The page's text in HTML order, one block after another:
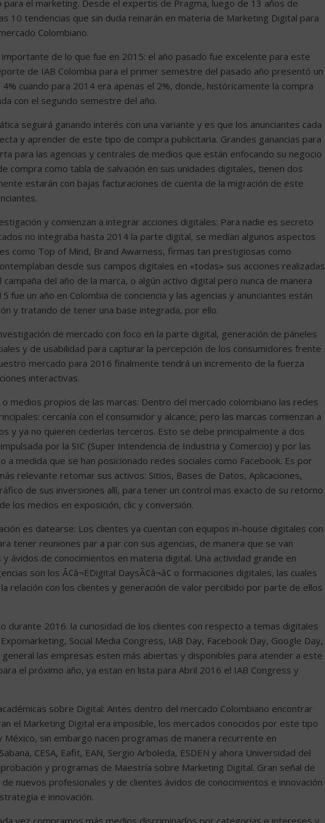
el marketing. Desde el expertis de Pragma, luego de 13 años de
10 tendencias que sin duda reinarán en materia de Marketing Digital para
Colombiano.
de lo que fue en 2015: el año pasado fue excelente para este
de IAB Colombia para el primer semestre del pasado año presentó un
cuando para 2014 era apenas el 2%, donde, históricamente la compra
con el segundo semestre del año.
seguirá ganando interés con una variante y es que los anunciantes cada
y aprender de este tipo de compra publicitaria. Grandes ganancias para
para las agencias y centrales de medios que están enfocando su negocio
compra como tabla de salvación en sus unidades digitales, tienen dos
estarán con bajas facturaciones de cuenta de la migración de este
y comienzan a integrar acciones digitales: Para nadie es secreto
no integraba hasta 2014 la parte digital, se medían algunos aspectos
como Top of Mind, Brand Awarness, firmas tan prestigiosas como
desde sus campos digitales en «todas» sus acciones realizadas
campaña del año de la marca, o algún activo digital pero nunca de manera
fue un año en Colombia de conciencia y las agencias y anunciantes están
y tratando de tener una base integrada, por ello.
de mercado con foco en la parte digital, generación de páneles
y de usabilidad para capturar la percepción de los consumidores frente
mercado para 2016 finalmente tendrá un incremento de la fuerza
interactivas.
medios propios de las marcas: Dentro del mercado colombiano las redes
cercanía con el consumidor y alcance; pero las marcas comienzan a
y ya no quieren cederlas terceros. Esto se debe principalmente a dos
por la SIC (Super Intendencia de Industria y Comercio) y por las
a medida que se han posicionado redes sociales como Facebook. Es por
relevante retomar sus activos: Sitios, Bases de Datos, Aplicaciones,
de sus inversiones allí, para tener un control mas exacto de su retorno
los medios en exposición, clic y conversión.
es datearse: Los clientes ya cuentan con equipos in-house digitales con
tener reuniones par a par con sus agencias, de manera que se van
ávidos de conocimientos en materia digital. Una actividad grande en
son los Ã¢â¬ËDigital DaysÃ¢â¬â¢ o formaciones digitales, las cuales
relación con los clientes y generación de valor percibido por parte de ellos
durante 2016: la curiosidad de los clientes con respecto a temas digitales
Social Media Congress, IAB Day, Facebook Day, Google Day,
las empresas esten más abiertas y disponibles para atender a este
el próximo año, ya estan en lista para Abril 2016 el IAB Congress y
sobre Digital: Antes dentro del mercado Colombiano encontrar
el Marketing Digital era imposible, los mercados conocidos por este tipo
México, sin embargo nacen programas de manera recurrente en
CESA, Eafit, EAN, Sergio Arboleda, ESDEN y ahora Universidad del
y programas de Maestría sobre Marketing Digital. Gran señal de
nuevos profesionales y de clientes ávidos de conocimientos e innovación
e innovación.
vez compramos más medios discriminados por categorías e intereses y